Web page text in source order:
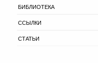
БИБЛИОТЕКА
ССЫЛКИ
СТАТЬИ